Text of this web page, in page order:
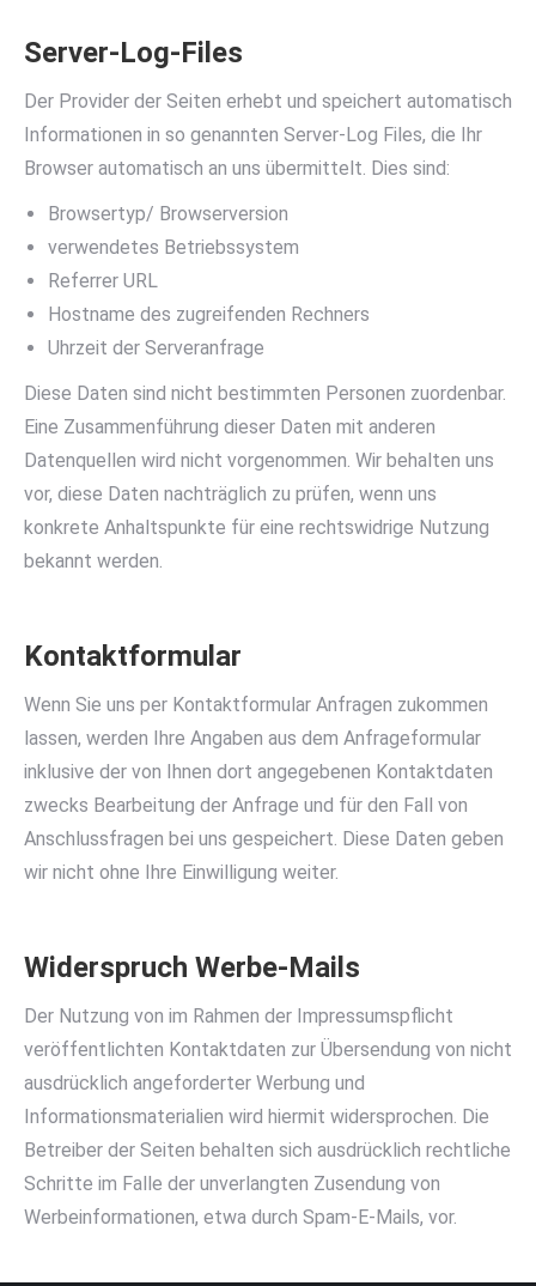
Server-Log-Files
Der Provider der Seiten erhebt und speichert automatisch
Informationen in so genannten Server-Log Files, die Ihr
Browser automatisch an uns übermittelt. Dies sind:
Browsertyp/ Browserversion
verwendetes Betriebssystem
Referrer URL
Hostname des zugreifenden Rechners
Uhrzeit der Serveranfrage
Diese Daten sind nicht bestimmten Personen zuordenbar.
Eine Zusammenführung dieser Daten mit anderen
Datenquellen wird nicht vorgenommen. Wir behalten uns
vor, diese Daten nachträglich zu prüfen, wenn uns
konkrete Anhaltspunkte für eine rechtswidrige Nutzung
bekannt werden.
Kontaktformular
Wenn Sie uns per Kontaktformular Anfragen zukommen
lassen, werden Ihre Angaben aus dem Anfrageformular
inklusive der von Ihnen dort angegebenen Kontaktdaten
zwecks Bearbeitung der Anfrage und für den Fall von
Anschlussfragen bei uns gespeichert. Diese Daten geben
wir nicht ohne Ihre Einwilligung weiter.
Widerspruch Werbe-Mails
Der Nutzung von im Rahmen der Impressumspflicht
veröffentlichten Kontaktdaten zur Übersendung von nicht
ausdrücklich angeforderter Werbung und
Informationsmaterialien wird hiermit widersprochen. Die
Betreiber der Seiten behalten sich ausdrücklich rechtliche
Schritte im Falle der unverlangten Zusendung von
Werbeinformationen, etwa durch Spam-E-Mails, vor.